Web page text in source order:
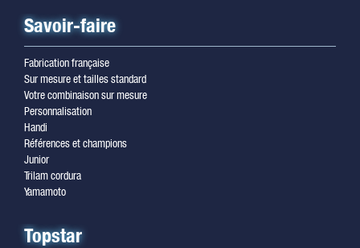
Savoir-faire
Fabrication française
Sur mesure et tailles standard
Votre combinaison sur mesure
Personnalisation
Handi
Références et champions
Junior
Trilam cordura
Yamamoto
Topstar